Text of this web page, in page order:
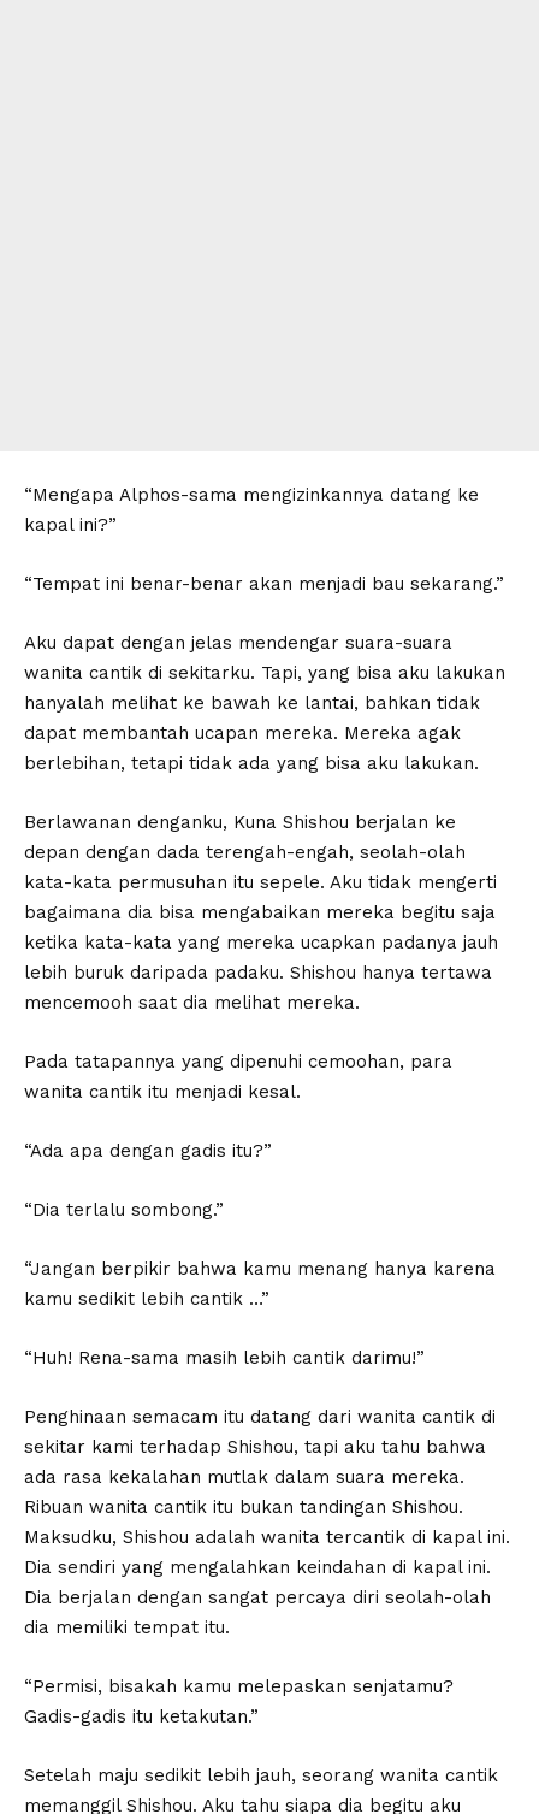
“Mengapa Alphos-sama mengizinkannya datang ke
kapal ini?”
“Tempat ini benar-benar akan menjadi bau sekarang.”
Aku dapat dengan jelas mendengar suara-suara
wanita cantik di sekitarku. Tapi, yang bisa aku lakukan
hanyalah melihat ke bawah ke lantai, bahkan tidak
dapat membantah ucapan mereka. Mereka agak
berlebihan, tetapi tidak ada yang bisa aku lakukan.
Berlawanan denganku, Kuna Shishou berjalan ke
depan dengan dada terengah-engah, seolah-olah
kata-kata permusuhan itu sepele. Aku tidak mengerti
bagaimana dia bisa mengabaikan mereka begitu saja
ketika kata-kata yang mereka ucapkan padanya jauh
lebih buruk daripada padaku. Shishou hanya tertawa
mencemooh saat dia melihat mereka.
Pada tatapannya yang dipenuhi cemoohan, para
wanita cantik itu menjadi kesal.
“Ada apa dengan gadis itu?”
“Dia terlalu sombong.”
“Jangan berpikir bahwa kamu menang hanya karena
kamu sedikit lebih cantik …”
“Huh! Rena-sama masih lebih cantik darimu!”
Penghinaan semacam itu datang dari wanita cantik di
sekitar kami terhadap Shishou, tapi aku tahu bahwa
ada rasa kekalahan mutlak dalam suara mereka.
Ribuan wanita cantik itu bukan tandingan Shishou.
Maksudku, Shishou adalah wanita tercantik di kapal ini.
Dia sendiri yang mengalahkan keindahan di kapal ini.
Dia berjalan dengan sangat percaya diri seolah-olah
dia memiliki tempat itu.
“Permisi, bisakah kamu melepaskan senjatamu?
Gadis-gadis itu ketakutan.”
Setelah maju sedikit lebih jauh, seorang wanita cantik
memanggil Shishou. Aku tahu siapa dia begitu aku